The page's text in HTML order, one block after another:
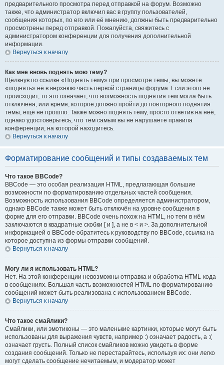
предварительного просмотра перед отправкой на форум. Возможно
также, что администратор включил вас в группу пользователей,
сообщения которых, по его или её мнению, должны быть предварительно
просмотрены перед отправкой. Пожалуйста, свяжитесь с
администратором конференции для получения дополнительной
информации.
Вернуться к началу
Как мне вновь поднять мою тему?
Щёлкнув по ссылке «Поднять тему» при просмотре темы, вы можете
«поднять» её в верхнюю часть первой страницы форума. Если этого не
происходит, то это означает, что возможность поднятия тем могла быть
отключена, или время, которое должно пройти до повторного поднятия
темы, ещё не прошло. Также можно поднять тему, просто ответив на неё,
однако удостоверьтесь, что тем самым вы не нарушаете правила
конференции, на которой находитесь.
Вернуться к началу
Форматирование сообщений и типы создаваемых тем
Что такое BBCode?
BBCode — это особая реализация HTML, предлагающая большие
возможности по форматированию отдельных частей сообщения.
Возможность использования BBCode определяется администратором,
однако BBCode также может быть отключён на уровне сообщения в
форме для его отправки. BBCode очень похож на HTML, но теги в нём
заключаются в квадратные скобки [ и ], а не в < и >. За дополнительной
информацией о BBCode обратитесь к руководству по BBCode, ссылка на
которое доступна из формы отправки сообщений.
Вернуться к началу
Могу ли я использовать HTML?
Нет. На этой конференции невозможны отправка и обработка HTML-кода
в сообщениях. Большая часть возможностей HTML по форматированию
сообщений может быть реализована с использованием BBCode.
Вернуться к началу
Что такое смайлики?
Смайлики, или эмотиконы — это маленькие картинки, которые могут быть
использованы для выражения чувств, например :) означает радость, а :(
означает грусть. Полный список смайликов можно увидеть в форме
создания сообщений. Только не перестарайтесь, используя их: они легко
могут сделать сообщение нечитаемым, и модератор может